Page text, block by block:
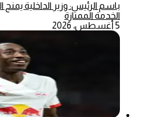
باسم الرئيس: وزير الداخلية
الخدمة الممتازة
5 أغسطس، 2026